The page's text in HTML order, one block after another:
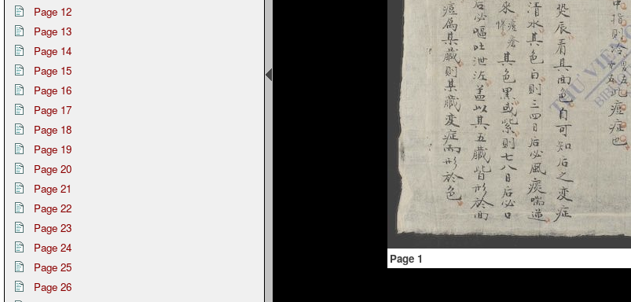
Page 12
Page 13
Page 14
Page 15
Page 16
Page 17
Page 18
Page 19
Page 20
Page 21
Page 22
Page 23
Page 24
Page 25
Page 26
Page 1